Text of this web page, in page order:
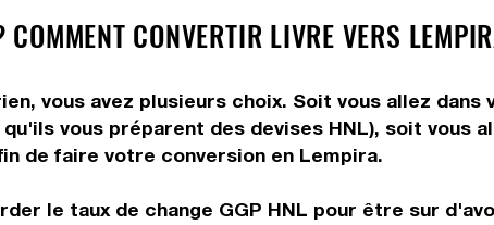
CONVERTIR LIVRE VERS
vous avez plusieurs choix. Soit vous allez
vous préparent des devises HNL), soit vous
de faire votre conversion en Lempira.
le taux de change GGP HNL pour être sur